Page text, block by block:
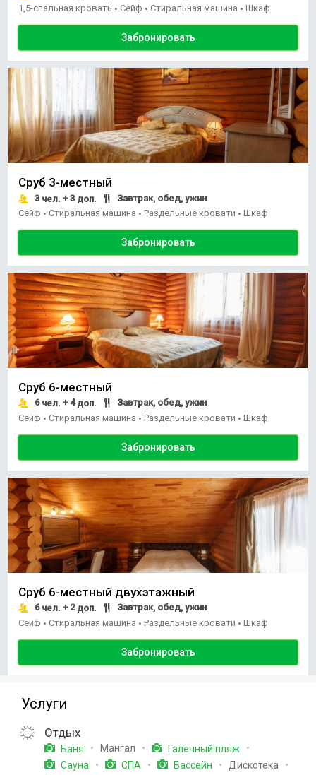
1,5-спальная кровать • Сейф • Стиральная машина • Шкаф
Забронировать
Сруб 3-местный
3 чел. + 3 доп.
Завтрак, обед, ужин
Сейф • Стиральная машина • Раздельные кровати • Шкаф
Забронировать
Сруб 6-местный
6чел. + 4доп.
Завтрак, обед, ужин
Сейф • Стиральная машина • Раздельные кровати • Шкаф
Забронировать
Сруб 6-местный двухэтажный
6чел. + 2доп.
Завтрак, обед, ужин
Сейф • Стиральная машина • Раздельные кровати • Шкаф
Забронировать
Услуги
Отдых
Баня Мангал
Галечный пляж
Сауна
СПА Бассейн
Дискотека